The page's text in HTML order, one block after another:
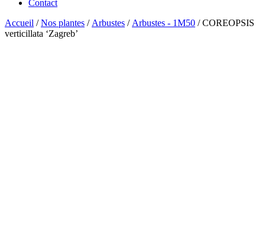
Contact
Accueil /Nos plantes / Arbustes / Arbustes - 1M50 / COREOPSIS
verticillata ‘Zagreb’